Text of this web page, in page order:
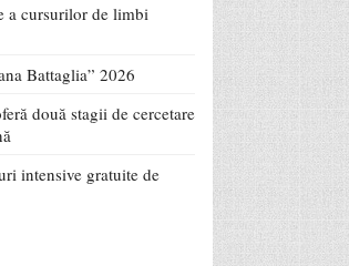
a cursurilor de limbi
Battaglia” 2026
două stagii de cercetare
intensive gratuite de